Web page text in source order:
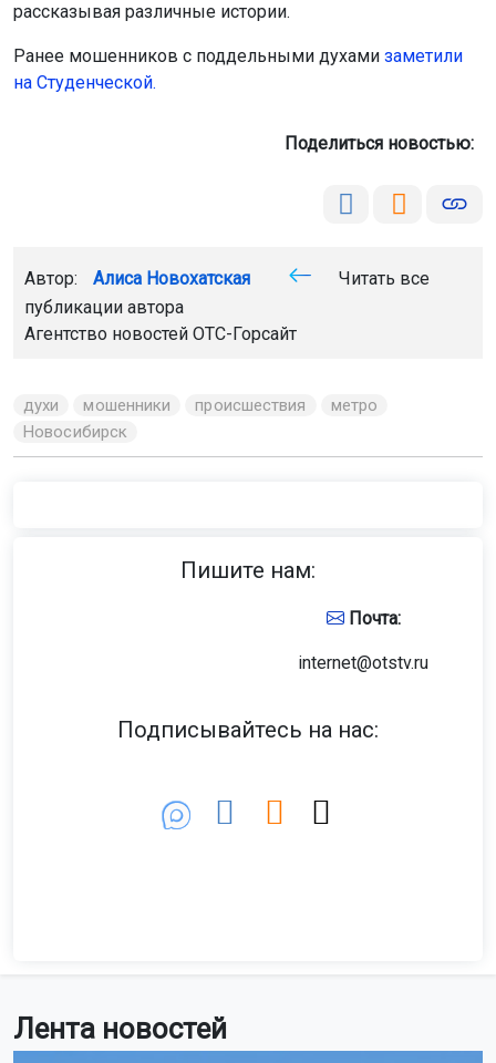
Лента новостей
рассказывая различные истории.
Ранее мошенников с поддельными духами заметили
на Студенческой.
Поделиться новостью:
Автор: Алиса Новохатская
Читать все
публикации автора
Агентство новостей ОТС-Горсайт
духи мошенники происшествия
метро
Новосибирск
Пишите нам:
Почта:
internet@otstv.ru
Подписывайтесь на нас: